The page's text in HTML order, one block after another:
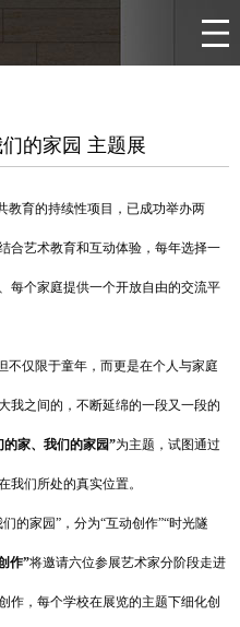
的家园 主题展
教育的持续性项目，已成功举办两
合艺术教育和互动体验，每年选择一
每个家庭提供一个开放自由的交流平
不仅限于童年，而更是在个人与家庭
我之间的，不断延绵的一段又一段的
的家、我们的家园”为主题，试图通过
我们所处的真实位置。
的家园”，分为“互动创作”“时光隧
作”将邀请六位参展艺术家分阶段走进
作，每个学校在展览的主题下细化创